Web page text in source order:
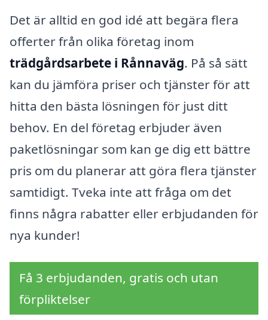
Det är alltid en god idé att begära flera
offerter från olika företag inom
trädgårdsarbete i Rånnaväg. På så sätt
kan du jämföra priser och tjänster för att
hitta den bästa lösningen för just ditt
behov. En del företag erbjuder även
paketlösningar som kan ge dig ett bättre
pris om du planerar att göra flera tjänster
samtidigt. Tveka inte att fråga om det
finns några rabatter eller erbjudanden för
nya kunder!
Få 3 erbjudanden, gratis och utan
förpliktelser